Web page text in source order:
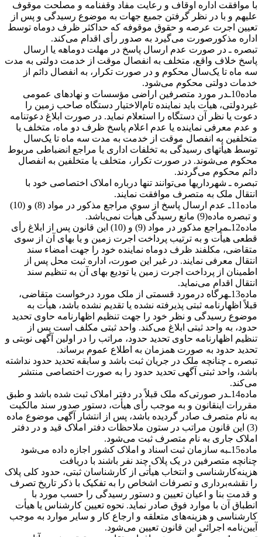
با موافقت اداره اوقاف و رعایت مفاد وقفنامه و مصلحت موقوف
علیهم و با در نظر گرفتن جمیع جهات به موضوع رسیدگی و پس از
تعیین اجرت عرصه و حقوق موقوفه که حداکثر ظرف دوماه توسط
اداره مذکورصورت می‌گیرد به صدور رأی اقدام می‌کند.
تبصره ـ در صورت عدم ارسال پاسخ در مهلت دو‌ماهه یا ارسال
پاسخ خلاف واقع، متخلف به انفصال موقت از خدمت دولتی به مدت
سه ماه تا یک‌سال محکوم و در صورت تکرار، به انفصال دائم از
خدمات دولتی محکوم می‌شود.
ماده10ـدر مورد متصرفین اراضی مؤسسات و نهادهای عمومی
غیردولتی، هیأت باید نماینده تام‌الاختیار دستگاه صاحب زمین را
دعوت یا نظر آن دستگاه را استعلام نماید. در صورت ابلاغ دعوتنامه
و عدم معرفی نماینده یا عدم اعلام پاسخ ظرف دو‌ ماه، متخلف یا
متخلفین به انفصال موقت از خدمت به مدت سه ماه تا یک‌سال
توسط هیأتهای رسیدگی به تخلفات اداری یا مراجع انضباطی مربوط
محکوم می‌شوند. در صورت تکرار، متخلف یا متخلفین به انفصال
دائم محکوم می‌گردند.
تبصره ـ شهرداریها می‌توانند تنها درباره املاک اختصاصی خود با
انتقال ملک به متصرف موافقت نمایند.
ماده11ـ عدم ارسال پاسخ از سوی مراجع مذکور در مواد (8) و (10)
و تبصره ماده(9) مانع رسیدگی هیأت نمی‌باشد.
ماده12ـمراجع مذکور در مواد (9) و (10) این قانون پس از ابلاغ رأی
قطعی هیأت و به ترتیب پرداخت اجرت زمین و یا بهای آن از سوی
متقاضی، مکلفند ظرف دوماه نماینده خود را جهت امضاء سند
انتقال معرفی نمایند. در غیر این صورت، اداره ثبت محل پس از
اطمینان از پرداخت اجرت زمین یا تودیع بهای آن به تنظیم سند
انتقال اقدام می‌نماید.
ماده13ـهرگاه درمورد قسمتی از ملک مورد درخواست متقاضی،
قبلاً اظهارنامه ثبتی پذیرفته نشده یا تقدیم نشده باشد، هیأت به
موضوع رسیدگی و نظر خود را جهت تنظیم اظهارنامه حاوی تحدید
حدود، به واحد ثبتی ابلاغ می‌کند. واحد ثبتی مکلف است پس از
تنظیم اظهارنامه حاوی تحدید حدود، مراتب را در اولین آگهی نوبتی و
تحدید حدود به صورت همزمان به اطلاع عموم برساند.
تبصره ـ چنانچه ملک در جریان ثبت باشد و سابقه تحدید حدود نداشته
باشد، واحد ثبتی آگهی تحدید حدود را به صورت اختصاصی منتشر
می‌کند.
ماده14ـدر صورتی‌که ملک قبلاً در دفتر املاک ثبت شده باشد و طبق
مقررات اینقانون و به موجب رأی هیأت، دستور صدور سند مالکیت
به نام متصرف صادر گردیده ‌باشد، پس از انتشار آگهی موضوع ماده
(3) این قانون مراتب در ستون ملاحظات دفتر املاک قید و در دفتر
املاک جاری به نام متصرف ثبت می‌شود.
ماده15ـبه سازمان ثبت اسناد و املاک کشور اجازه داده می‌شود
چنانچه متصرفین در یک پلاک چند نفر باشند با دریافت
هزینه‌کارشناسی و انتخاب هیأتی از کارشناسان ثبتی، حدود کلی پلاک
را نقشه‌برداری و تصرفات اشخاص را به تفکیک با ذکر تاریخ تصرف
و قدمت بنا و اعیان تعیین و دستور رسیدگی را حسب مورد با
انطباق آن با موارد فوق صادر نماید. نحوه تعیین کارشناس یا هیأت
کارشناسی و هزینه‌های متعلقه و ارجاع کار و سایر موارد به موجب
آیین‌نامه اجرائی این قانون تعیین می‌شود.